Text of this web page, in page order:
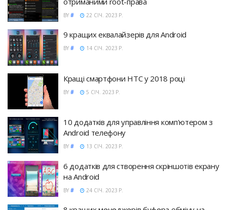
BY # 22 СІЧ. 2023 Р.
9 кращих еквалайзерів для Android
BY # 14 СІЧ. 2023 Р.
Кращі смартфони HTC у 2018 році
BY # 5 СІЧ. 2023 Р.
10 додатків для управління комп'ютером з
Android телефону
BY # 13 СІЧ. 2023 Р.
6 додатків для створення скріншотів екрану
на Android
BY # 24 СІЧ. 2023 Р.